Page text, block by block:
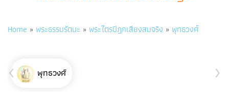
Breadcrumb
Home พระธรรมรัตนะ พระไตรปิฎกเสียงสมจริง พุทธวงศ์
พุทธวงศ์
‹ ›